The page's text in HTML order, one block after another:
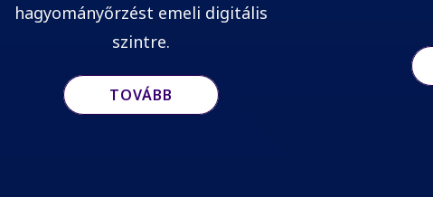
hagyományőrzést emeli digitális
szintre.
TOVÁBB